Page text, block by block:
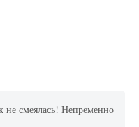
не смеялась! Непременно